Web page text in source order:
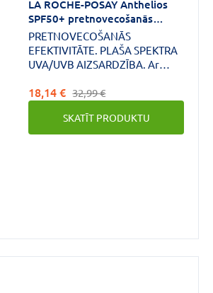
LA ROCHE-POSAY Anthelios
SPF50+ pretnovecošanās
saules aizsargkrēms sejai 50 ml
PRETNOVECOŠANĀS
EFEKTIVITĀTE. PLAŠA SPEKTRA
UVA/UVB AIZSARDZĪBA. Ar
bagātinātā formula palīdz
samazināt grumbiņas, smalkās
krunciņas un tumšo plankumu
redzamību. Hipoalerģisks.
18,14 € 32,99 €
SKATĪT PRODUKTU